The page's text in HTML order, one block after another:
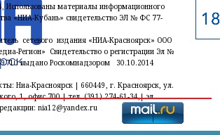
Использованы материалы информационного
«НИА-Кубань» свидетельство ЭЛ № ФС 77-
сетевого издания «НИА-Красноярск» ООО
Регион» Свидетельство о регистрации Эл №
выдано Роскомнадзором 30.10.2014
Ниа-Красноярск | 660449, г. Красноярск, ул.
1, офис 700 | тел. (391) 274-61-34,| эл.
nia12@yandex.ru